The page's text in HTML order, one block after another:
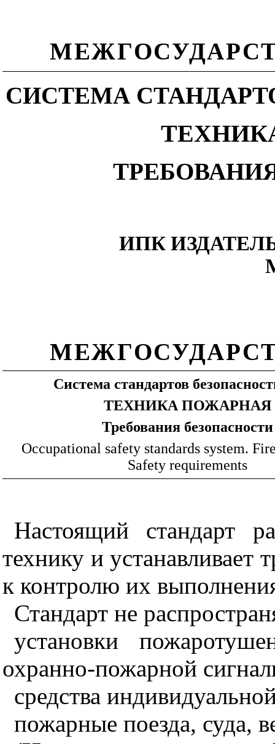
СИСТЕМА
ИПК
Система стандартов
ТЕХНИКА ПОЖАРНАЯ
Требования безопасности
Occupational safety standards system.
Safety requirements
Настоящий стандарт
технику и устанавливает
к контролю их
Стандарт не
установки
охранно-пожарной
средства
пожарные поезда, суда,